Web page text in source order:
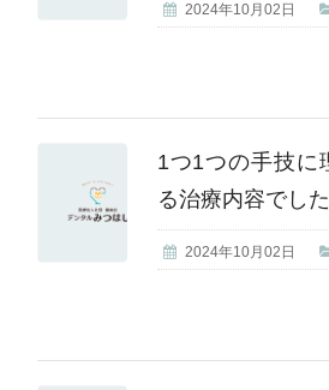
2024年10月02日
1つ1つの手技に
る治療内容でした
2024年10月02日